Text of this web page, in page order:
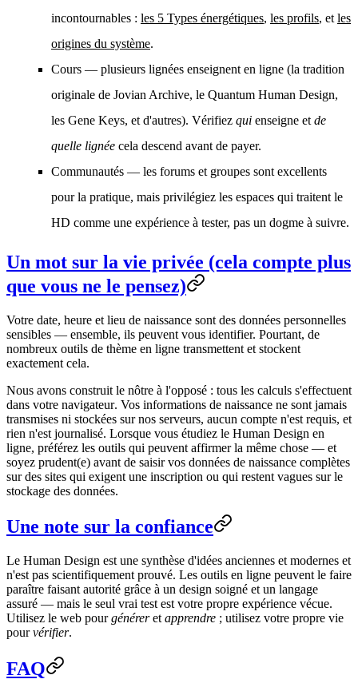
incontournables : les 5 Types énergétiques, les profils, et les
origines du système.
Cours — plusieurs lignées enseignent en ligne (la tradition
originale de Jovian Archive, le Quantum Human Design,
les Gene Keys, et d'autres). Vérifiez qui enseigne et de
quelle lignée cela descend avant de payer.
Communautés — les forums et groupes sont excellents
pour la pratique, mais privilégiez les espaces qui traitent le
HD comme une expérience à tester, pas un dogme à suivre.
Un mot sur la vie privée (cela compte plus
que vous ne le pensez)
Votre date, heure et lieu de naissance sont des données personnelles
sensibles — ensemble, ils peuvent vous identifier. Pourtant, de
nombreux outils de thème en ligne transmettent et stockent
exactement cela.
Nous avons construit le nôtre à l'opposé : tous les calculs s'effectuent
dans votre navigateur. Vos informations de naissance ne sont jamais
transmises ni stockées sur nos serveurs, aucun compte n'est requis, et
rien n'est journalisé. Lorsque vous étudiez le Human Design en
ligne, préférez les outils qui peuvent affirmer la même chose — et
soyez prudent(e) avant de saisir vos données de naissance complètes
sur des sites qui exigent une inscription ou qui restent vagues sur le
stockage des données.
Une note sur la confiance
Le Human Design est une synthèse d'idées anciennes et modernes et
n'est pas scientifiquement prouvé. Les outils en ligne peuvent le faire
paraître faisant autorité grâce à un design soigné et un langage
assuré — mais le seul vrai test est votre propre expérience vécue.
Utilisez le web pourgénéreret apprendre ; utilisez votre propre vie
pourvérifier.
FAQ